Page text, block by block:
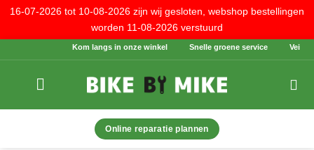
16-07-2026 tot 10-08-2026 zijn wij gesloten, webshop bestellingen
worden 11-08-2026 verstuurd
naar
Kom langs in onze winkel Snelle groene service Veilig
Online reparatie plannen